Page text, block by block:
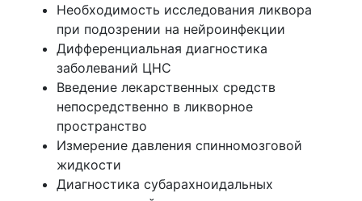
Необходимость исследования ликвора
при подозрении на нейроинфекции
Дифференциальная диагностика
заболеваний ЦНС
Введение лекарственных средств
непосредственно в ликворное
пространство
Измерение давления спинномозговой
жидкости
Диагностика субарахноидальных